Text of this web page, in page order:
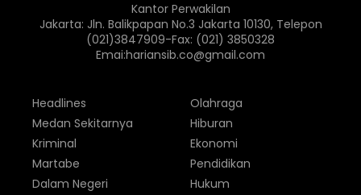
Kantor Perwakilan
Jakarta: Jln. Balikpapan No.3 Jakarta 10130, Telepon
(021)3847909-Fax: (021) 3850328
Emai:hariansib.co@gmail.com
Headlines
Medan Sekitarnya
Kriminal
Martabe
Dalam Negeri
Olahraga
Hiburan
Ekonomi
Pendidikan
Hukum